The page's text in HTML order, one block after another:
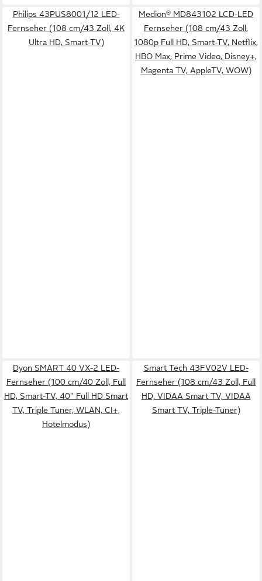
Philips 43PUS8001/12 LED-
Fernseher (108 cm/43 Zoll, 4K
Ultra HD, Smart-TV)
Medion® MD843102 LCD-LED
Fernseher (108 cm/43 Zoll,
1080p Full HD, Smart-TV, Netflix,
HBO Max, Prime Video, Disney+,
Magenta TV, AppleTV, WOW)
Dyon SMART 40 VX-2 LED-
Fernseher (100 cm/40 Zoll, Full
HD, Smart-TV, 40" Full HD Smart
TV, Triple Tuner, WLAN, CI+,
Hotelmodus)
Smart Tech 43FV02V LED-
Fernseher (108 cm/43 Zoll, Full
HD, VIDAA Smart TV, VIDAA
Smart TV, Triple-Tuner)